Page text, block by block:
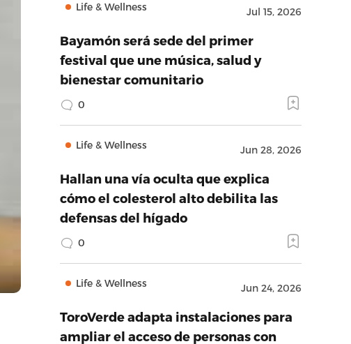
Life & Wellness Jul 15, 2026
Bayamón será sede del primer
festival que une música, salud y
bienestar comunitario
0
Life & Wellness Jun 28, 2026
Hallan una vía oculta que explica
cómo el colesterol alto debilita las
defensas del hígado
0
Life & Wellness Jun 24, 2026
ToroVerde adapta instalaciones para
ampliar el acceso de personas con